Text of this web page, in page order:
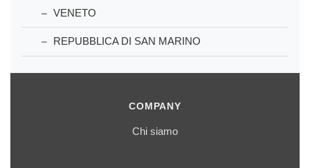
VENETO
REPUBBLICA DI SAN MARINO
COMPANY
Chi siamo